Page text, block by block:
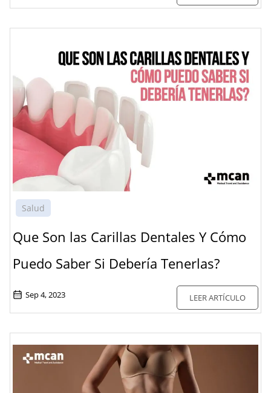
Salud
Que Son las Carillas Dentales Y Cómo
Puedo Saber Si Debería Tenerlas?
Sep 4, 2023 LEER ARTÍCULO